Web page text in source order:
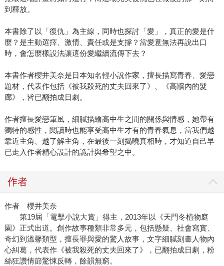
到釋放。
本書除了以「復仇」為主線，同時也探討「愛」，真正的愛是什
麼？是主動選擇、激情、責任或是支撐？當愛意無法再說出口
時，會怎麼樣設法讓這份愛繼續流傳下去？
本書作者櫻井美奈是日本知名輕小說作家，擅長描寫青春、愛戀
題材，代表作包括《被我殺死的丈夫回來了》、《高牆內的髮
廊》，皆已翻拍成日劇。
作者擅長愛戀筆風，細膩描繪高中生之間的關係與情感，她帶有
獨特的感性，閱讀時也能享受高中生才有的青春氣息，當我們越
靠近主角、越了解主角，在最後一刻揭曉真相時，才知道自己早
已走入作者精心設計的詭計與希望之中。
作者
作者 櫻井美奈
第19屆「電擊小說大賞」得主，2013年以《天門冬植物庭
園》正式出道。創作故事種類非常多元，包括懸疑、社會寫實、
奇幻到溫馨類型，擅長罪與愛的驚人故事，文字細膩刻畫人物內
心糾葛，代表作《被我殺死的丈夫回來了》，已翻拍成日劇，粉
絲狂讚情節驚悚反轉，餘韻無窮。